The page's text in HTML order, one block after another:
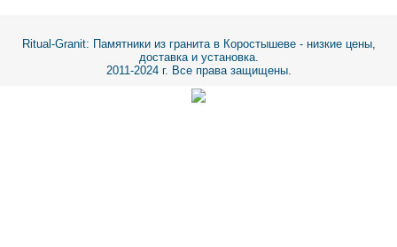
Ritual-Granit: Памятники из гранита в Коростышеве - низкие цены,
доставка и установка.
2011-2024 г. Все права защищены.